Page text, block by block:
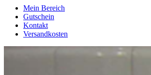
Mein Bereich
Gutschein
Kontakt
Versandkosten